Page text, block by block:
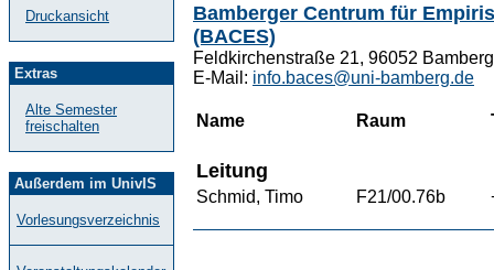
Druckansicht
Extras
Alte Semester
freischalten
Außerdem im UnivIS
Vorlesungsverzeichnis
Bamberger Centrum für
(BACES)
Feldkirchenstraße 21, 96052
E-Mail: info.baces@uni-bamberg.de
Name Raum
Leitung
Schmid, Timo F21/00.76b